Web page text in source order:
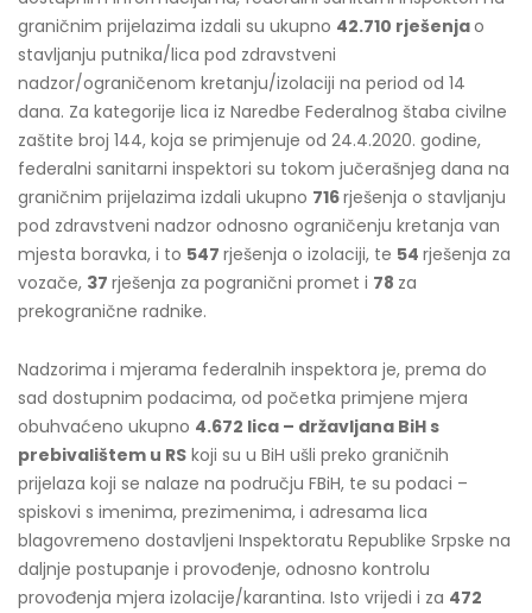
graničnim prijelazima izdali su ukupno 42.710 rješenjao
stavljanju putnika/lica pod zdravstveni
nadzor/ograničenom kretanju/izolaciji na period od 14
dana. Za kategorije lica iz Naredbe Federalnog štaba civilne
zaštite broj 144, koja se primjenuje od 24.4.2020. godine,
federalni sanitarni inspektori su tokom jučerašnjeg dana na
graničnim prijelazima izdali ukupno 716rješenja o stavljanju
pod zdravstveni nadzor odnosno ograničenju kretanja van
mjesta boravka, i to 547 rješenja o izolaciji, te 54 rješenja za
vozače, 37 rješenja za pogranični promet i 78 za
prekogranične radnike.
Nadzorima i mjerama federalnih inspektora je, prema do
sad dostupnim podacima, od početka primjene mjera
obuhvaćeno ukupno 4.672 lica – državljana BiH s
prebivalištem u RS koji su u BiH ušli preko graničnih
prijelaza koji se nalaze na području FBiH, te su podaci –
spiskovi s imenima, prezimenima, i adresama lica
blagovremeno dostavljeni Inspektoratu Republike Srpske na
daljnje postupanje i provođenje, odnosno kontrolu
provođenja mjera izolacije/karantina. Isto vrijedi i za 472